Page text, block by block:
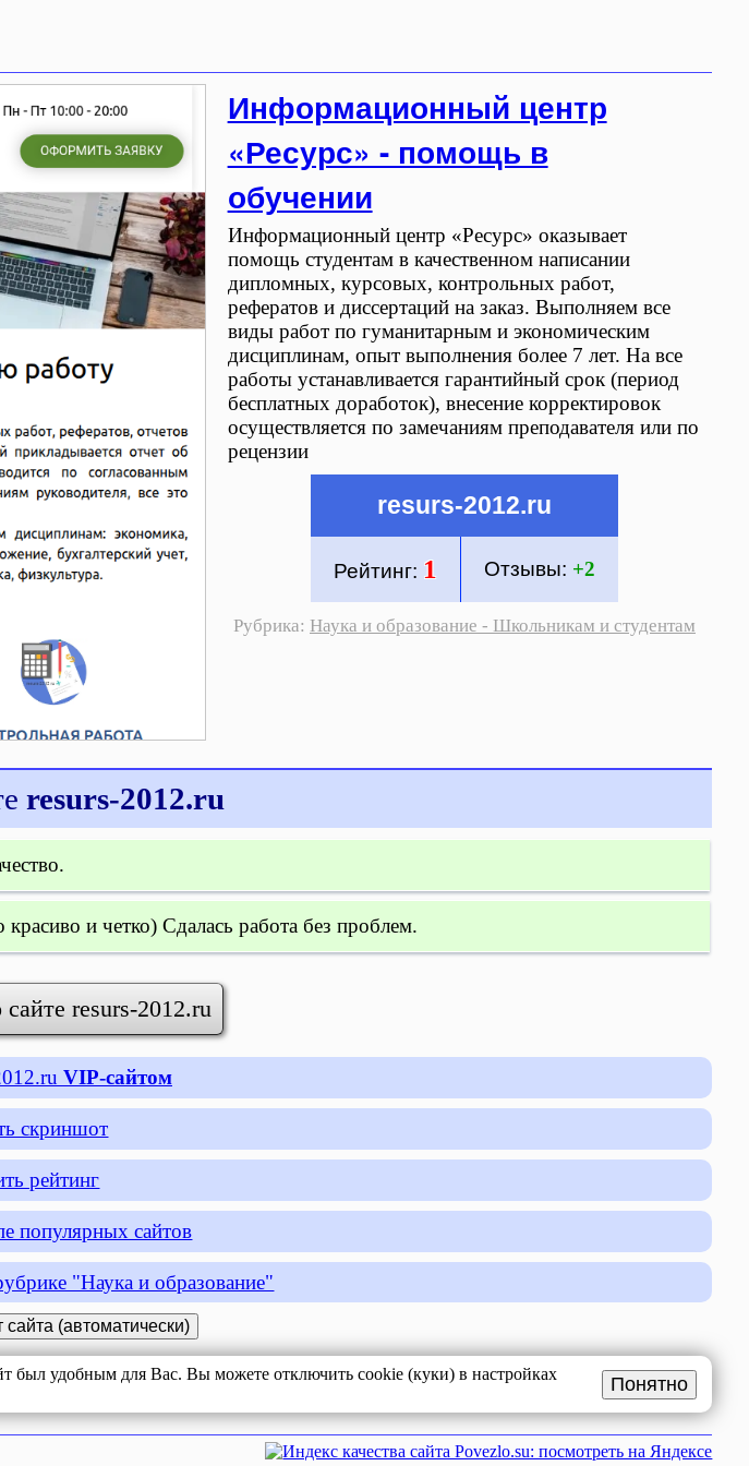
Информационный центр
«Ресурс» - помощь в
обучении
Информационный центр «Ресурс» оказывает
помощь студентам в качественном написании
дипломных, курсовых, контрольных работ,
рефератов и диссертаций на заказ. Выполняем все
виды работ по гуманитарным и экономическим
дисциплинам, опыт выполнения более 7 лет. На все
работы устанавливается гарантийный срок (период
бесплатных доработок), внесение корректировок
осуществляется по замечаниям преподавателя или по
рецензии
resurs-2012.ru
Рейтинг: 1 Отзывы: +2
Рубрика: Наука и образование - Школьникам и студентам
resurs-2012.ru
и четко) Сдалась работа без проблем.
resurs-2012.ru
VIP-сайтом
скриншот
рейтинг
популярных сайтов
"Наука и образование"
был удобным для Вас. Вы можете отключить cookie (куки) в настройках
Понятно